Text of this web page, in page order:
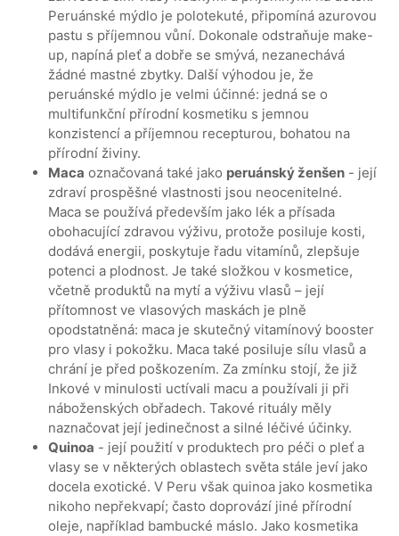
Peruánské mýdlo je polotekuté, připomíná azurovou
pastu s příjemnou vůní. Dokonale odstraňuje make-
up, napíná pleť a dobře se smývá, nezanechává
žádné mastné zbytky. Další výhodou je, že
peruánské mýdlo je velmi účinné: jedná se o
multifunkční přírodní kosmetiku s jemnou
konzistencí a příjemnou recepturou, bohatou na
přírodní živiny.
Maca označovaná také jako peruánský ženšen - její
zdraví prospěšné vlastnosti jsou neocenitelné.
Maca se používá především jako lék a přísada
obohacující zdravou výživu, protože posiluje kosti,
dodává energii, poskytuje řadu vitamínů, zlepšuje
potenci a plodnost. Je také složkou v kosmetice,
včetně produktů na mytí a výživu vlasů – její
přítomnost ve vlasových maskách je plně
opodstatněná: maca je skutečný vitamínový booster
pro vlasy i pokožku. Maca také posiluje sílu vlasů a
chrání je před poškozením. Za zmínku stojí, že již
Inkové v minulosti uctívali macu a používali ji při
náboženských obřadech. Takové rituály měly
naznačovat její jedinečnost a silné léčivé účinky.
Quinoa - její použití v produktech pro péči o pleť a
vlasy se v některých oblastech světa stále jeví jako
docela exotické. V Peru však quinoa jako kosmetika
nikoho nepřekvapí; často doprovází jiné přírodní
oleje, například bambucké máslo. Jako kosmetika